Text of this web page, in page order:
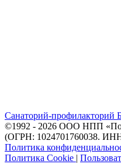
Санаторий-профилакторий
©1992 - 2026 ООО НПП
(ОГРН: 1024701760038.
Политика
Политика Cookie |